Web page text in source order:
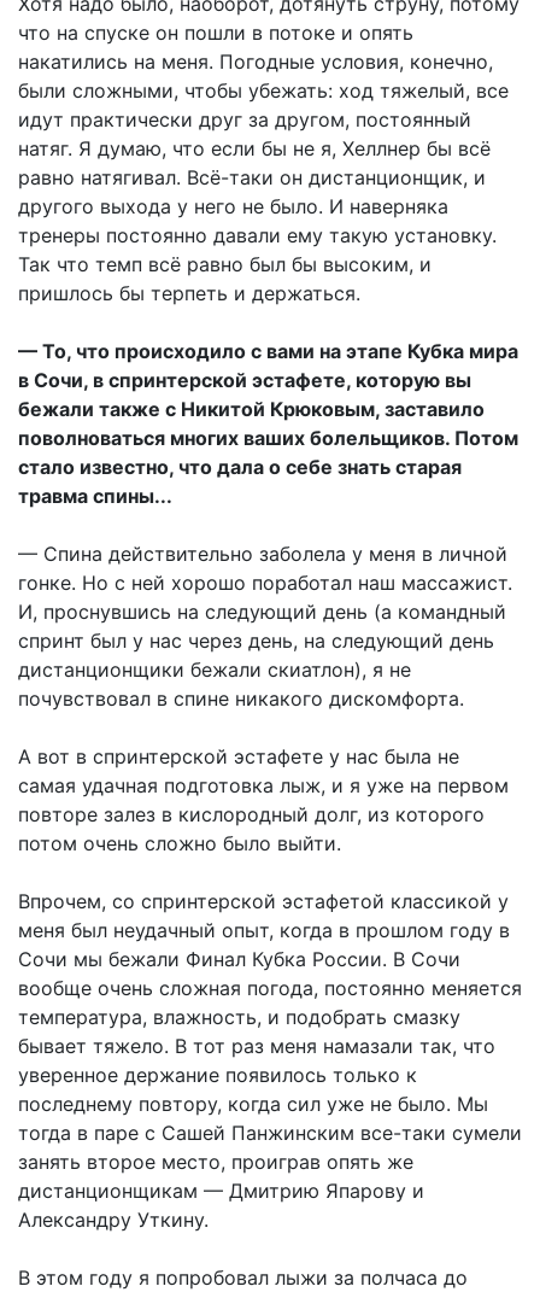
что на спуске он пошли в потоке и опять
накатились на меня. Погодные условия, конечно,
были сложными, чтобы убежать: ход тяжелый, все
идут практически друг за другом, постоянный
натяг. Я думаю, что если бы не я, Хеллнер бы всё
равно натягивал. Всё-таки он дистанционщик, и
другого выхода у него не было. И наверняка
тренеры постоянно давали ему такую установку.
Так что темп всё равно был бы высоким, и
пришлось бы терпеть и держаться.
— То, что происходило с вами на этапе Кубка мира
в Сочи, в спринтерской эстафете, которую вы
бежали также с Никитой Крюковым, заставило
поволноваться многих ваших болельщиков. Потом
стало известно, что дала о себе знать старая
травма спины...
— Спина действительно заболела у меня в личной
гонке. Но с ней хорошо поработал наш массажист.
И, проснувшись на следующий день (а командный
спринт был у нас через день, на следующий день
дистанционщики бежали скиатлон), я не
почувствовал в спине никакого дискомфорта.
А вот в спринтерской эстафете у нас была не
самая удачная подготовка лыж, и я уже на первом
повторе залез в кислородный долг, из которого
потом очень сложно было выйти.
Впрочем, со спринтерской эстафетой классикой у
меня был неудачный опыт, когда в прошлом году в
Сочи мы бежали Финал Кубка России. В Сочи
вообще очень сложная погода, постоянно меняется
температура, влажность, и подобрать смазку
бывает тяжело. В тот раз меня намазали так, что
уверенное держание появилось только к
последнему повтору, когда сил уже не было. Мы
тогда в паре с Сашей Панжинским все-таки сумели
занять второе место, проиграв опять же
дистанционщикам — Дмитрию Япарову и
Александру Уткину.
В этом году я попробовал лыжи за полчаса до